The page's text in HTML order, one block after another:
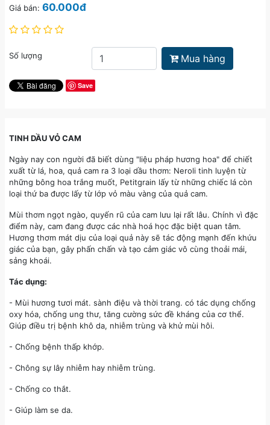
Giá bán: 60.000đ
Số lượng Mua hàng
Save
TINH DẦU VỎ CAM
Ngày nay con người đã biết dùng "liệu pháp hương hoa" để chiết
xuất từ lá, hoa, quả cam ra 3 loại dầu thơm: Neroli tinh luyện từ
những bông hoa trắng muốt, Petitgrain lấy từ những chiếc lá còn
loại thứ ba được lấy từ lớp vỏ màu vàng của quả cam.
Mùi thơm ngọt ngào, quyến rũ của cam lưu lại rất lâu. Chính vì đặc
điểm này, cam đang được các nhà hoá học đặc biệt quan tâm.
Hương thơm mát dịu của loại quả này sẽ tác động mạnh đến khứu
giác của bạn, gây phấn chấn và tạo cảm giác vô cùng thoải mái,
sảng khoái.
Tác dụng:
- Mùi hương tươi mát. sành điệu và thời trang. có tác dụng chống
oxy hóa, chống ung thư, tăng cường sức đề kháng của cơ thể.
Giúp điều trị bệnh khô da, nhiễm trùng và khử mùi hôi.
- Chống bệnh thấp khớp.
- Chông sự lây nhiễm hay nhiễm trùng.
- Chống co thắt.
- Giúp làm se da.